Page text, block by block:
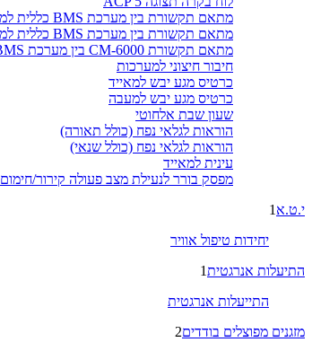
מתאם תקשורת בין מערכת BMS כללית למיזוג בפרוטוקול LonWorks
מתאם תקשורת בין מערכת BMS כללית למיזוג בפרוטוקול BACnet
מתאם תקשורת CM-6000 בין מערכת BMS כללית למיזוג בפרוטוקול MODBUS
חיבור חיצוני למערכות
כרטיס מגע יבש למאייד
כרטיס מגע יבש למעבה
שעון שבת אלחוטי
הוראות לגלאי נפח (כולל תאורה)
הוראות לגלאי נפח (כולל שנאי)
עינית למאייד
מפסק בורר לנעילת מצב פעולה קירור/חימום
י.ט.א 1
יחידות טיפול אוויר
התיעלות אנרגטית1
התייעלות אנרגטית
מזגנים מפוצלים בודדים2